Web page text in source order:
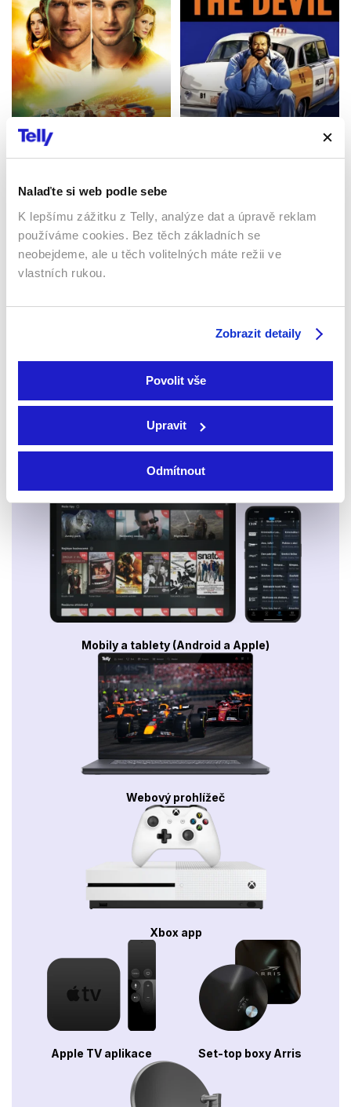
Nalaďte si web podle sebe
K lepšímu zážitku z Telly, analýze dat a úpravě reklam
používáme cookies. Bez těch základních se
neobejdeme, ale u těch volitelných máte režii ve
vlastních rukou.
Zobrazit detaily
Povolit vše
Upravit
Odmítnout
Extrémní rychlost
2017 | Francie | 96 min
Filmy / Drama / Akční
Filmy / Komedie / Akční
Sledujte kdekoliv až na 6 zařízeních
Sledovat internetovou televizi jde odkudkoliv
Mobily a tablety (Android a Apple)
Webový prohlížeč
Xbox app
Apple TV aplikace Set-top boxy Arris